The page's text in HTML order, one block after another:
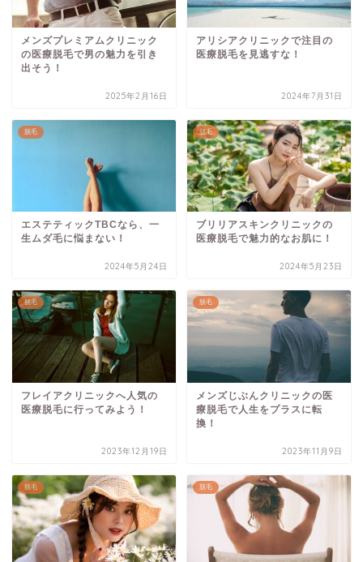
メンズプレミアムクリニック
の医療脱毛で男の魅力を引き
出そう！
2025年2月16日
アリシアクリニックで注目の
医療脱毛を見逃すな！
2024年7月31日
脱毛
エステティックTBCなら、一
生ムダ毛に悩まない！
2024年5月24日
脱毛
ブリリアスキンクリニックの
医療脱毛で魅力的なお肌に！
2024年5月23日
脱毛
フレイアクリニックへ人気の
医療脱毛に行ってみよう！
2023年12月19日
脱毛
メンズじぶんクリニックの医
療脱毛で人生をプラスに転
換！
2023年11月9日
脱毛 脱毛